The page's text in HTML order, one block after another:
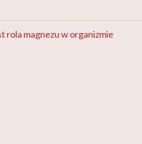
rola magnezu w organizmie